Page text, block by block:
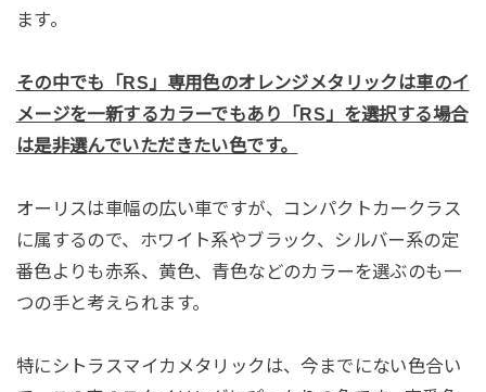
ます。
その中でも「RS」専用色のオレンジメタリックは車のイ
メージを一新するカラーでもあり「RS」を選択する場合
は是非選んでいただきたい色です。
オーリスは車幅の広い車ですが、コンパクトカークラス
に属するので、ホワイト系やブラック、シルバー系の定
番色よりも赤系、黄色、青色などのカラーを選ぶのも一
つの手と考えられます。
特にシトラスマイカメタリックは、今までにない色合い